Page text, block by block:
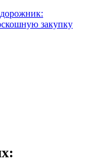
закупку